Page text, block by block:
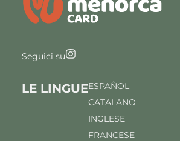
Seguici su
LE LINGUEESPAÑOL
CATALANO
INGLESE
FRANCESE